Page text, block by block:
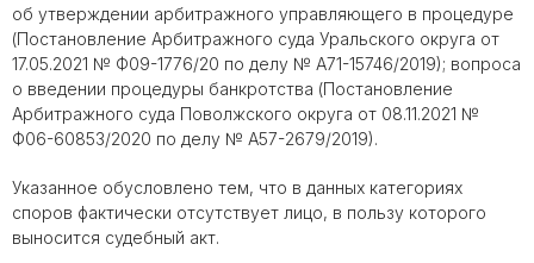
об утверждении арбитражного управляющего в процедуре
(Постановление Арбитражного суда Уральского округа от
17.05.2021 № Ф09-1776/20 по делу № А71-15746/2019); вопроса
о введении процедуры банкротства (Постановление
Арбитражного суда Поволжского округа от 08.11.2021 №
Ф06-60853/2020 по делу № А57-2679/2019).
Указанное обусловлено тем, что в данных категориях
споров фактически отсутствует лицо, в пользу которого
выносится судебный акт.